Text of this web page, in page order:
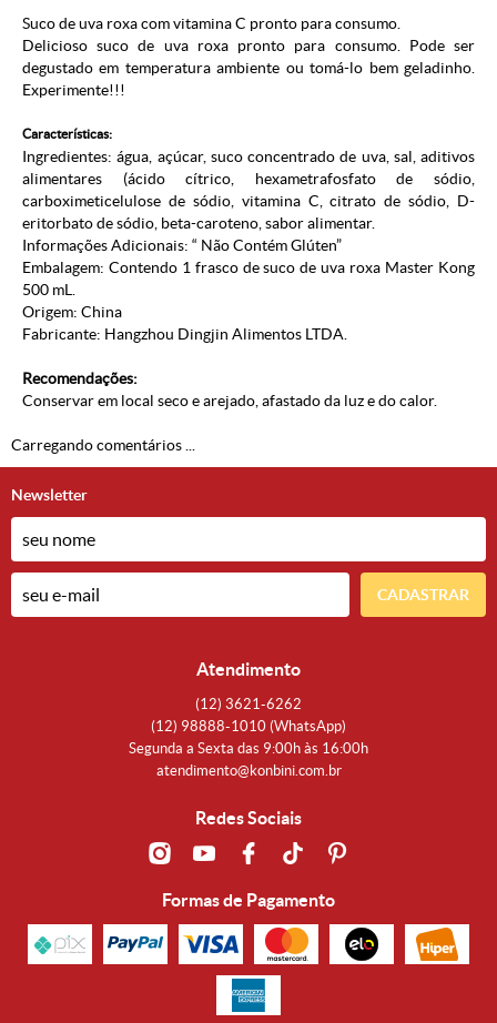
Suco de uva roxa com vitamina C pronto para consumo.
Delicioso suco de uva roxa pronto para consumo. Pode ser
degustado em temperatura ambiente ou tomá-lo bem geladinho.
Experimente!!!
Características:
Ingredientes: água, açúcar, suco concentrado de uva, sal, aditivos
alimentares (ácido cítrico, hexametrafosfato de sódio,
carboximeticelulose de sódio, vitamina C, citrato de sódio, D-
eritorbato de sódio, beta-caroteno, sabor alimentar.
Informações Adicionais: “ Não Contém Glúten”
Embalagem: Contendo 1 frasco de suco de uva roxa Master Kong
500 mL.
Origem: China
Fabricante: Hangzhou Dingjin Alimentos LTDA.
Recomendações:
Conservar em local seco e arejado, afastado da luz e do calor.
Carregando comentários ...
Newsletter
CADASTRAR
Atendimento
(12) 3621-6262
(12) 98888-1010 (WhatsApp)
Segunda a Sexta das 9:00h às 16:00h
atendimento@konbini.com.br
Redes Sociais
Formas de Pagamento